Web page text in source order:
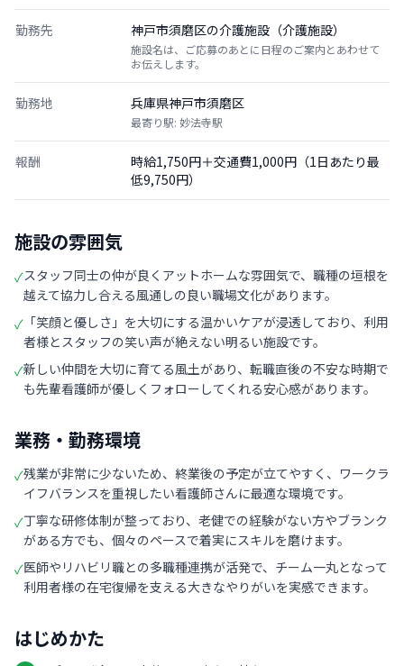
勤務先 神戸市須磨区の介護施設（介護施設）
施設名は、ご応募のあとに日程のご案内とあわせて
お伝えします。
勤務地 兵庫県神戸市須磨区
最寄り駅: 妙法寺駅
報酬
時給1,750円＋交通費1,000円（1日あたり最
低9,750円）
施設の雰囲気
✓スタッフ同士の仲が良くアットホームな雰囲気で、職種の垣根を
越えて協力し合える風通しの良い職場文化があります。
✓ 「笑顔と優しさ」を大切にする温かいケアが浸透しており、利用
者様とスタッフの笑い声が絶えない明るい施設です。
✓新しい仲間を大切に育てる風土があり、転職直後の不安な時期で
も先輩看護師が優しくフォローしてくれる安心感があります。
業務・勤務環境
✓残業が非常に少ないため、終業後の予定が立てやすく、ワークラ
イフバランスを重視したい看護師さんに最適な環境です。
✓丁寧な研修体制が整っており、老健での経験がない方やブランク
がある方でも、個々のペースで着実にスキルを磨けます。
✓医師やリハビリ職との多職種連携が活発で、チーム一丸となって
利用者様の在宅復帰を支える大きなやりがいを実感できます。
はじめかた